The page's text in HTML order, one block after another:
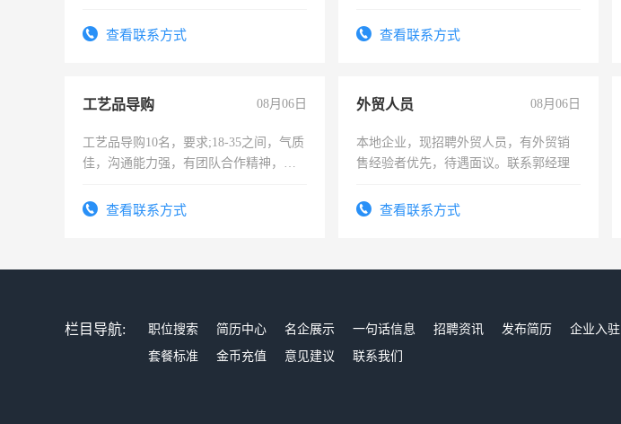
太太等。查看联系方式 查看联系方式
工艺品导购 08月06日
工艺品导购10名，要求;18-35之间，气质
佳，沟通能力强，有团队合作精神，有
查看联系方式
外贸人员 08月06日
本地企业，现招聘外贸人员，有外贸销
售经验者优先，待遇面议。联系郭经理
查看联系方式
栏目导航: 职位搜索 简历中心 名企展示 一句话信息 招聘资讯 发布简历 企业入驻
套餐标准
金币充值 意见建议 联系我们